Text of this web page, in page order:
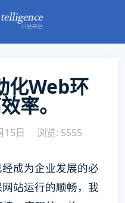
化Web环
率。
15日 浏览: 5555
成为企业发展的必
站运行的顺畅，我